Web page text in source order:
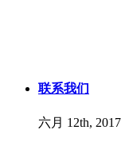
联系我们
六月 12th, 2017